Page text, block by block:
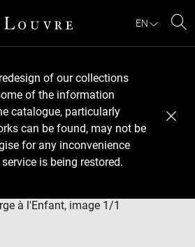
EN
of our collections
of the information
catalogue, particularly
can be found, may not be
for any inconvenience
is being restored.